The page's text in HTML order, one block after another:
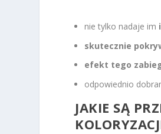
nie tylko nadaje im
skutecznie
efekt tego
odpowiednio
JAKIE SĄ